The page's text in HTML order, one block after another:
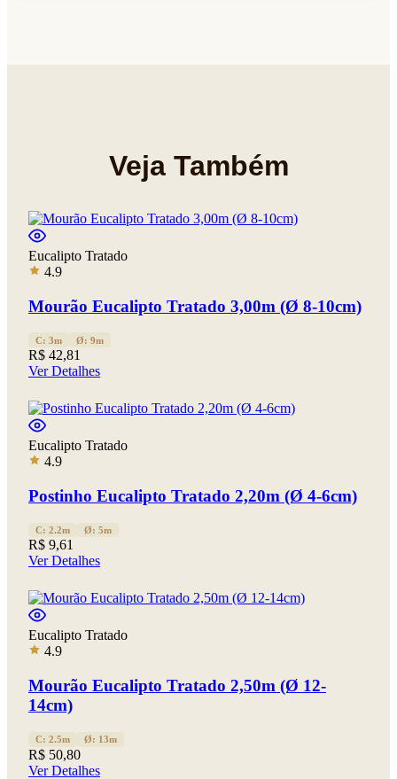
Veja Também
Eucalipto Tratado
4.9
Mourão Eucalipto Tratado 3,00m (Ø 8-10cm)
C: 3m Ø: 9m
R$ 42,81
Ver Detalhes
Eucalipto Tratado
4.9
Postinho Eucalipto Tratado 2,20m (Ø 4-6cm)
C: 2.2m Ø: 5m
R$ 9,61
Ver Detalhes
Eucalipto Tratado
4.9
Mourão Eucalipto Tratado 2,50m (Ø 12-
14cm)
C: 2.5m Ø: 13m
R$ 50,80
Ver Detalhes